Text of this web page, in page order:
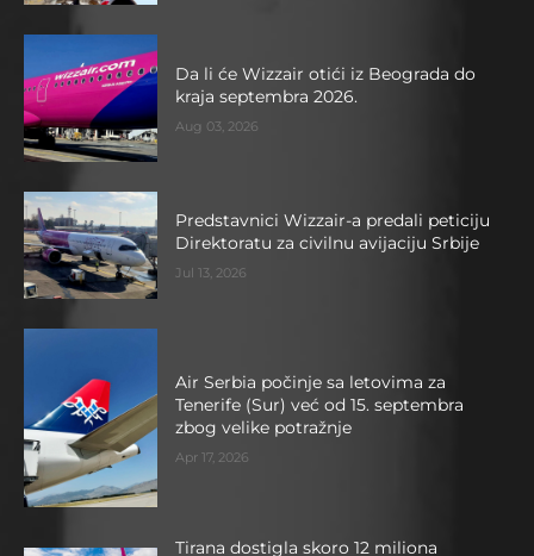
Da li će Wizzair otići iz Beograda do
kraja septembra 2026.
Aug 03, 2026
Predstavnici Wizzair-a predali peticiju
Direktoratu za civilnu avijaciju Srbije
Jul 13, 2026
Air Serbia počinje sa letovima za
Tenerife (Sur) već od 15. septembra
zbog velike potražnje
Apr 17, 2026
Tirana dostigla skoro 12 miliona